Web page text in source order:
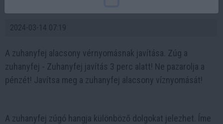
2024-03-14 07:19
A zuhanyfej alacsony vérnyomásnak javítása. Zúg a
zuhanyfej - Zuhanyfej javítás 3 perc alatt! Ne pazarolja a
pénzét! Javítsa meg a zuhanyfej alacsony víznyomását!
A zuhanyfej zúgó hangja különböző dolgokat jelezhet. Íme